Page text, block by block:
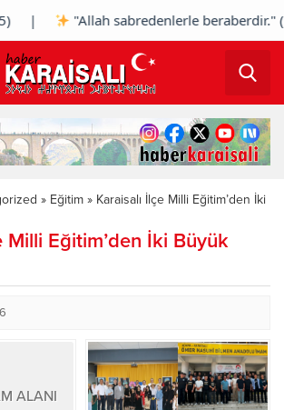
| "Allah sabredenlerle beraberdir."
» Eğitim » Karaisalı İlçe Milli Eğitim’den İki
Milli Eğitim’den İki Büyük
ALANI